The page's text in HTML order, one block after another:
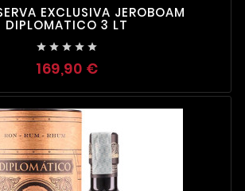
EXCLUSIVA JEROBOAM
DIPLOMATICO 3 LT
    
169,90 €